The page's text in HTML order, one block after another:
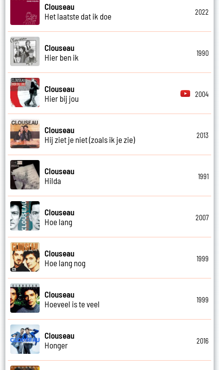
Clouseau
Het laatste dat ik doe
2022
Clouseau
Hier ben ik
1990
Clouseau
Hier bij jou
2004
Clouseau
Hij ziet je niet (zoals ik je zie)
2013
Clouseau
Hilda
1991
Clouseau
Hoe lang
2007
Clouseau
Hoe lang nog
1999
Clouseau
Hoeveel is te veel
1999
Clouseau
Honger
2016